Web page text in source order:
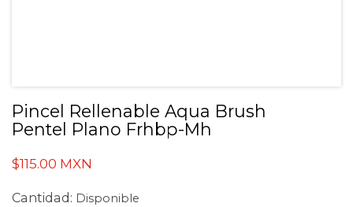
Pincel Rellenable Aqua Brush
Pentel Plano Frhbp-Mh
$115.00 MXN
Cantidad: Disponible